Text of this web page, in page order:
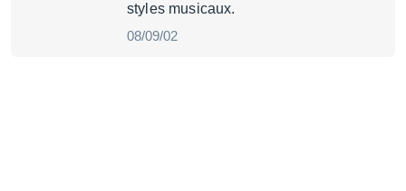
styles musicaux.
08/09/02